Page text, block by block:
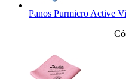
Panos Purmicro Active